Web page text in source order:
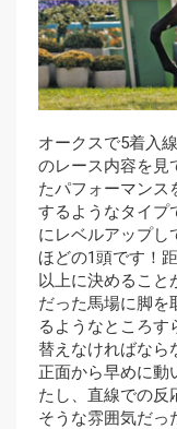
オークスで5着入
のレース内容を見
たパフォーマンス
するようなタイプ
にレベルアップし
ほどの1頭です！
以上に決めること
だった馬場に脚を
るようなところす
替えなければなら
正面から早めに動
たし、直線での反
そうな雰囲気だっ